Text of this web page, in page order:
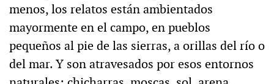
menos, los relatos están ambientados
mayormente en el campo, en pueblos
pequeños al pie de las sierras, a orillas del río o
del mar. Y son atravesados por esos entornos